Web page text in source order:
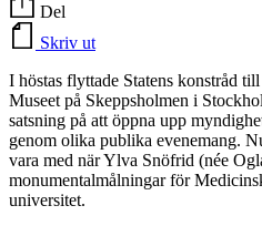
Del
Skriv ut
I höstas flyttade Statens konstråd
Museet på Skeppsholmen i
satsning på att öppna upp
genom olika publika evenemang.
vara med när Ylva Snöfrid (née
monumentalmålningar för
universitet.